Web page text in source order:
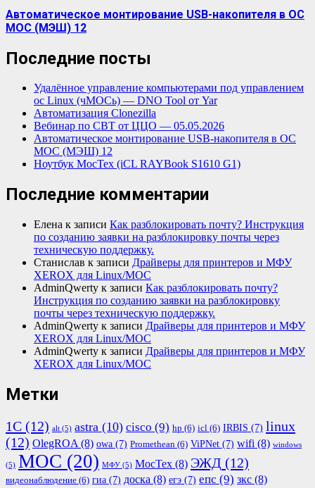
Автоматическое монтирование USB-накопителя в ОС
МОС (МЭШ) 12
Последние посты
Удалённое управление компьютерами под управлением
ос Linux (чМОСь) — DNO Tool от Yar
Автоматизация Clonezilla
Вебинар по СВТ от ЦЦО — 05.05.2026
Автоматическое монтирование USB-накопителя в ОС
МОС (МЭШ) 12
Ноутбук МосТех (iCL RAYBook S1610 G1)
Последние комментарии
Елена к записи Как разблокировать почту? Инструкция
по созданию заявки на разблокировку почты через
техническую поддержку.
Станислав к записи Драйверы для принтеров и МФУ
XEROX для Linux/МОС
AdminQwerty к записи Как разблокировать почту?
Инструкция по созданию заявки на разблокировку
почты через техническую поддержку.
AdminQwerty к записи Драйверы для принтеров и МФУ
XEROX для Linux/МОС
AdminQwerty к записи Драйверы для принтеров и МФУ
XEROX для Linux/МОС
Метки
1С (12) alt (5) astra (10) cisco (9) hp (6) icl (6) IRBIS (7) linux
(12) OlegROA (8) owa (7) Promethean (6) ViPNet (7) wifi (8) windows
(5) МОС (20) МФУ (5) МосТех (8) ЭЖД (12)
видеонаблюдение (6) гиа (7) доска (8) егэ (7) епс (9) зкс (8)